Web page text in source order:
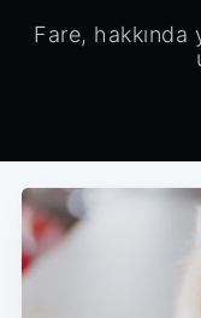
Fare, hakkında